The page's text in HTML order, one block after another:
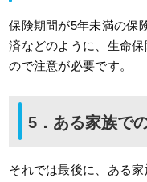
保険期間が5年未満の保
済などのように、生命
ので注意が必要です。
5．ある家族で
それでは最後に、ある